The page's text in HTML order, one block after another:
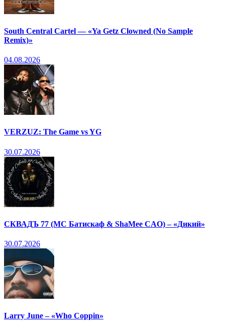
South Central Cartel — «Ya Getz Clowned (No Sample
Remix)»
04.08.2026
VERZUZ: The Game vs YG
30.07.2026
СКВАДЪ 77 (МС Батискаф & ShaMee CAO) – «Дикий»
30.07.2026
Larry June – «Who Coppin»